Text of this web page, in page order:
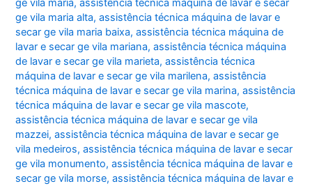
ge vila maria,assistência técnica máquina de lavar e secar
ge vila maria alta,assistência técnica máquina de lavar e
secar ge vila maria baixa,assistência técnica máquina de
lavar e secar ge vila mariana,assistência técnica máquina
de lavar e secar ge vila marieta,assistência técnica
máquina de lavar e secar ge vila marilena,assistência
técnica máquina de lavar e secar ge vila marina,assistência
técnica máquina de lavar e secar ge vila mascote,
assistência técnica máquina de lavar e secar ge vila
mazzei,assistência técnica máquina de lavar e secar ge
vila medeiros,assistência técnica máquina de lavar e secar
ge vila monumento,assistência técnica máquina de lavar e
secar ge vila morse,assistência técnica máquina de lavar e